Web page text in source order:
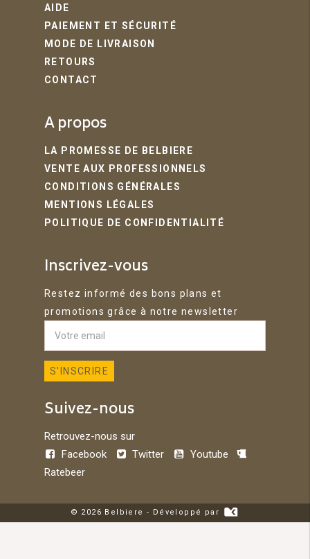
AIDE
PAIEMENT ET SÉCURITÉ
MODE DE LIVRAISON
RETOURS
CONTACT
A propos
LA PROMESSE DE BELBIERE
VENTE AUX PROFESSIONNELS
CONDITIONS GÉNÉRALES
MENTIONS LÉGALES
POLITIQUE DE CONFIDENTIALITÉ
Inscrivez-vous
Restez informé des bons plans et
promotions grâce à notre newsletter
Suivez-nous
Retrouvez-nous sur
Facebook
Twitter
Youtube
Ratebeer
© 2026 Belbiere - Développé par